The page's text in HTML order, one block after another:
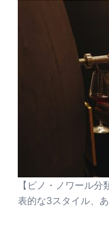
【ピノ・ノワール
表的な3スタイル、